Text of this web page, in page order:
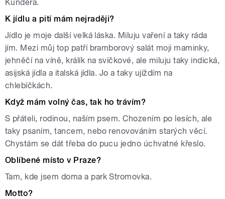
Kundera.
K jídlu a pití mám nejraději?
Jídlo je moje další velká láska. Miluju vaření a taky ráda
jím. Mezi můj top patří bramborový salát moji maminky,
jehněčí na víně, králík na svíčkové, ale miluju taky indická,
asijská jídla a italská jídla. Jo a taky ujíždím na
chlebíčkách.
Když mám volný čas, tak ho trávím?
S přáteli, rodinou, naším psem. Chozením po lesích, ale
taky psaním, tancem, nebo renovováním starých věcí.
Chystám se dát třeba do pucu jedno úchvatné křeslo.
Oblíbené místo v Praze?
Tam, kde jsem doma a park Stromovka.
Motto?